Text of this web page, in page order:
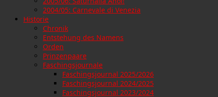
2004/05: Carnevale di Venezia
Historie
Chronik
Entstehung des Namens
Orden
Prinzenpaare
Faschingsjournale
Faschingsjournal 2025/2026
Faschingsjournal 2024/2025
Faschingsjournal 2023/2024